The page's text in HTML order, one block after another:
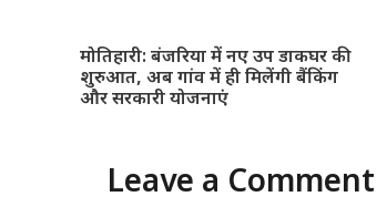
मोतिहारी: बंजरिया में नए उप डाकघर की
शुरुआत, अब गांव में ही मिलेंगी बैंकिंग
और सरकारी योजनाएं
Leave a Comment